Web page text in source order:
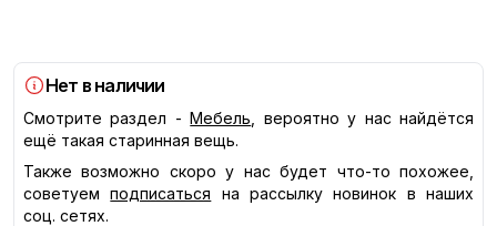
Нет в наличии
Смотрите раздел - Мебель , вероятно у нас найдётся
ещё такая старинная вещь.
Также возможно скоро у нас будет что-то похожее,
советуем
подписаться
на рассылку новинок в наших
соц. сетях.